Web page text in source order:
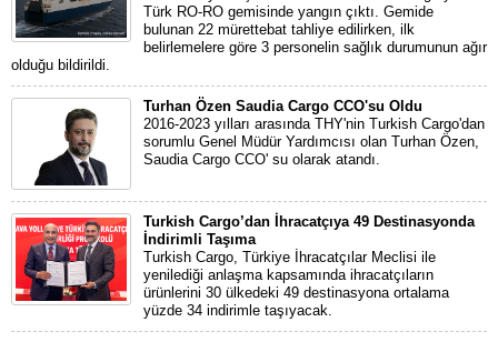
Türk RO-RO gemisinde yangın çıktı. Gemide
bulunan 22 mürettebat tahliye edilirken, ilk
belirlemelere göre 3 personelin sağlık durumunun ağır
olduğu bildirildi.
Turhan Özen Saudia Cargo CCO'su Oldu
2016-2023 yılları arasında THY'nin Turkish Cargo'dan
sorumlu Genel Müdür Yardımcısı olan Turhan Özen,
Saudia Cargo CCO' su olarak atandı.
Turkish Cargo’dan İhracatçıya 49 Destinasyonda
İndirimli Taşıma
Turkish Cargo, Türkiye İhracatçılar Meclisi ile
yenilediği anlaşma kapsamında ihracatçıların
ürünlerini 30 ülkedeki 49 destinasyona ortalama
yüzde 34 indirimle taşıyacak.